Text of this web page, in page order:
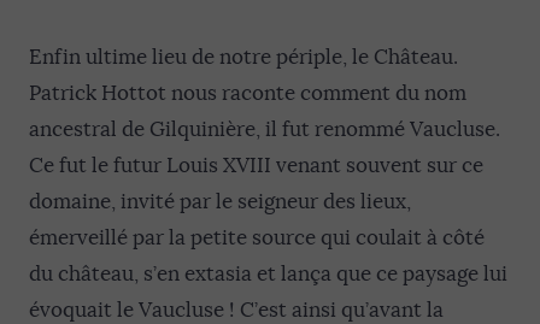
Enfin ultime lieu de notre périple, le Château.
Patrick Hottot nous raconte comment du nom
ancestral de Gilquinière, il fut renommé Vaucluse.
Ce fut le futur Louis XVIII venant souvent sur ce
domaine, invité par le seigneur des lieux,
émerveillé par la petite source qui coulait à côté
du château, s’en extasia et lança que ce paysage lui
évoquait le Vaucluse ! C’est ainsi qu’avant la